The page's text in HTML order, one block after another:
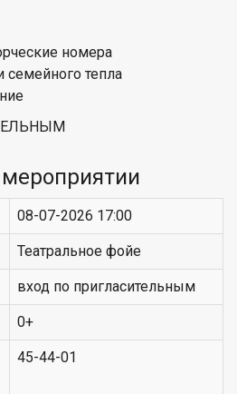
номера
семейного тепла
08-07-2026 17:00
Театральное фойе
вход по пригласительным
0+
45-44-01